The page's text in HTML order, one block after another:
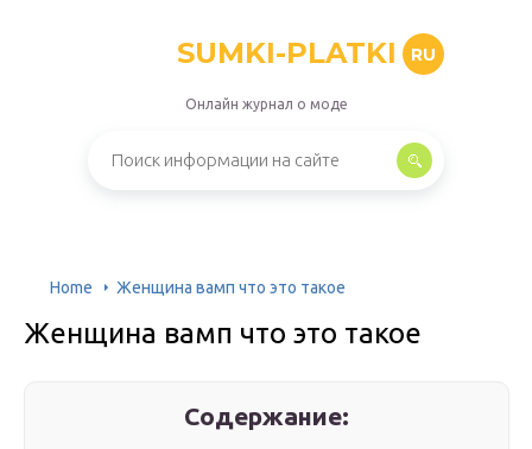
SUMKI-PLATKI RU
Онлайн журнал о моде
Home Женщина вамп что это такое
Женщина вамп что это такое
Содержание: